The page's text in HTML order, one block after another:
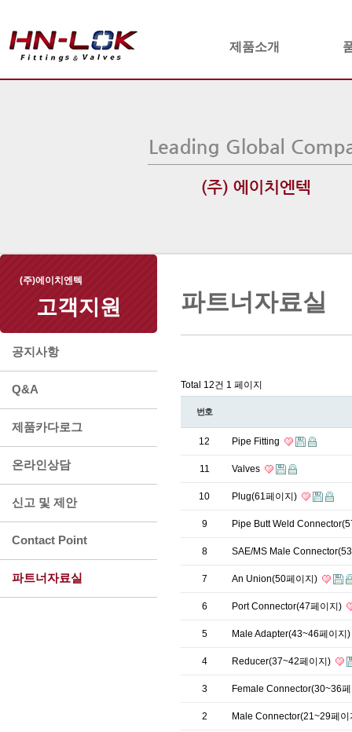
제품소개
(주)에이치엔텍
고객지원
공지사항
Q&A
제품카다로그
온라인상담
신고 및 제안
Contact Point
파트너자료실
파트너자료실
Total 12건 1 페이지
번호
12 Pipe Fitting
11 Valves
10 Plug(61페이지)
9 Pipe Butt Weld
8 SAE/MS Male
7 An Union(50페이지)
6 Port Connector(47페이지)
5 Male Adapter(43~46페이지)
4 Reducer(37~42페이지)
3 Female Connector(30~36
2 Male Connector(21~29페